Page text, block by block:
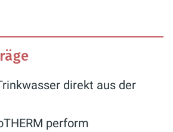
direkt aus der
perform